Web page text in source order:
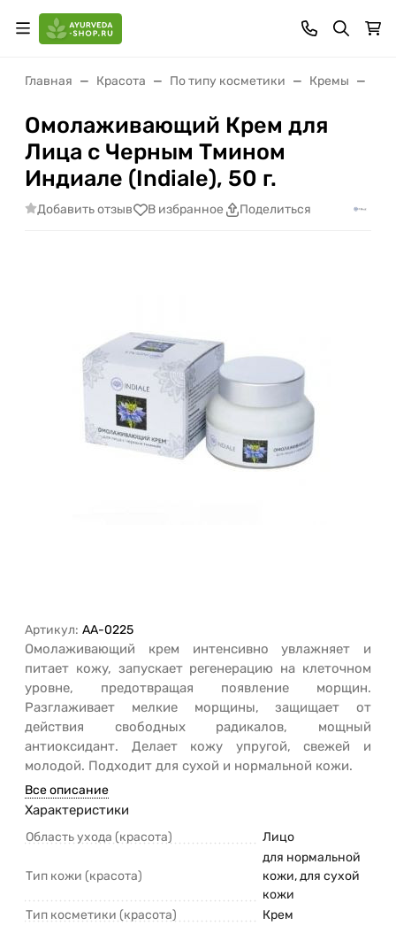
Главная Красота По типу косметики Кремы
Омолаживающий Крем для
Лица с Черным Тмином
Индиале (Indiale), 50 г.
Добавить отзыв В избранное Поделиться
Артикул: AA-0225
Омолаживающий крем интенсивно увлажняет и
питает кожу, запускает регенерацию на клеточном
уровне, предотвращая появление морщин.
Разглаживает мелкие морщины, защищает от
действия свободных радикалов, мощный
антиоксидант. Делает кожу упругой, свежей и
молодой. Подходит для сухой и нормальной кожи.
Все описание
Характеристики
Область ухода (красота) Лицо
Тип кожи (красота)
для нормальной
кожи, для сухой
кожи
Тип косметики (красота)
Крем